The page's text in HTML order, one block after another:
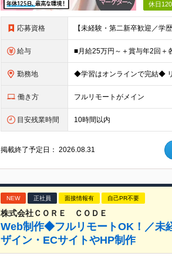
休日
応募資格
給与
勤務地
働き方 フルリモートがメイン
目安残業時間 10時間以内
掲載終了予定日：2026.08.31
NEW 正社員 面接情報有 自己PR不要
株式会社ＣＯＲＥ ＣＯＤＥ
Web制作◆フルリモートOK！／未
ザイン・ECサイトやHP制作